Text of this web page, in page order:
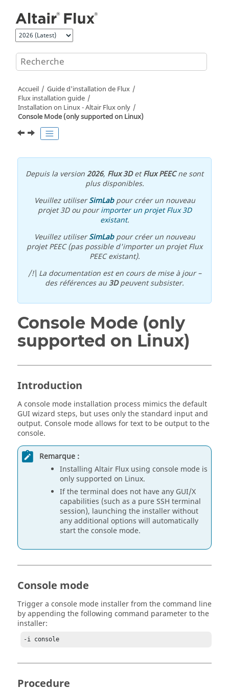
Accueil
Guide d'installation de Flux
Flux installation guide
Installation on Linux -Altair Fluxonly
Console Mode (only supported on Linux)
Depuis la version2026, Flux 3DetFlux PEECne sont
plus disponibles.
Veuillez utiliserSimLabpour créer un nouveau
projet 3D ou pourimporter un projet Flux 3D
existant.
Veuillez utiliserSimLabpour créer un nouveau
projet PEEC (pas possible d'importer un projet Flux
PEEC existant).
/!\ La documentation est en cours de mise à jour –
des références au3Dpeuvent subsister.
Console Mode (only
supported on Linux)
Introduction
A console mode installation process mimics the default
GUI wizard steps, but uses only the standard input and
output. Console mode allows for text to be output to the
console.
Remarque :
Installing Altair Flux using console mode is
only supported on Linux.
If the terminal does not have any GUI/X
capabilities (such as a pure SSH terminal
session), launching the installer without
any additional options will automatically
start the console mode.
Console mode
Trigger a console mode installer from the command line
by appending the following command parameter to the
installer:
-i console
Procedure